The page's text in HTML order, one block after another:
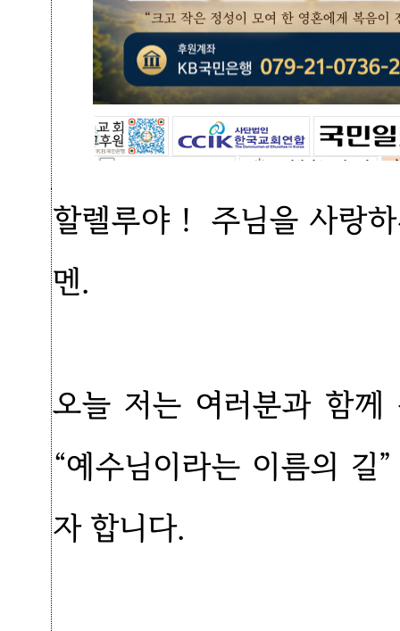
할렐루야！ 주님을 사랑
멘.
오늘 저는 여러분과 함
“예수님이라는 이름의
자 합니다.